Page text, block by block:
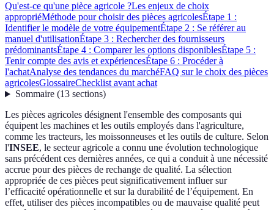
Qu'est-ce qu'une pièce agricole ?Les enjeux de choix
appropriéMéthode pour choisir des pièces agricolesÉtape 1 :
Identifier le modèle de votre équipementÉtape 2 : Se référer au
manuel d'utilisationÉtape 3 : Rechercher des fournisseurs
prédominantsÉtape 4 : Comparer les options disponiblesÉtape 5 :
Tenir compte des avis et expériencesÉtape 6 : Procéder à
l'achatAnalyse des tendances du marchéFAQ sur le choix des pièces
agricolesGlossaireChecklist avant achat
Sommaire(13 sections)
Les pièces agricoles désignent l'ensemble des composants qui
équipent les machines et les outils employés dans l'agriculture,
comme les tracteurs, les moissonneuses et les outils de culture. Selon
l'INSEE, le secteur agricole a connu une évolution technologique
sans précédent ces dernières années, ce qui a conduit à une nécessité
accrue pour des pièces de rechange de qualité. La sélection
appropriée de ces pièces peut significativement influer sur
l’efficacité opérationnelle et sur la durabilité de l’équipement. En
effet, utiliser des pièces incompatibles ou de mauvaise qualité peut